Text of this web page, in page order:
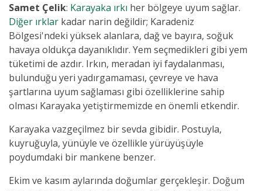
Samet Çelik: Karayaka ırkı her bölgeye uyum sağlar.
Diğer ırklar kadar narin değildir; Karadeniz
Bölgesi'ndeki yüksek alanlara, dağ ve bayıra, soğuk
havaya oldukça dayanıklıdır. Yem seçmedikleri gibi yem
tüketimi de azdır. Irkın, meradan iyi faydalanması,
bulunduğu yeri yadırgamaması, çevreye ve hava
şartlarına uyum sağlaması gibi özelliklerine sahip
olması Karayaka yetiştirmemizde en önemli etkendir.
Karayaka vazgeçilmez bir sevda gibidir. Postuyla,
kuyruğuyla, yünüyle ve özellikle yürüyüşüyle
poydumdaki bir mankene benzer.
Ekim ve kasım aylarında doğumlar gerçekleşir. Doğum